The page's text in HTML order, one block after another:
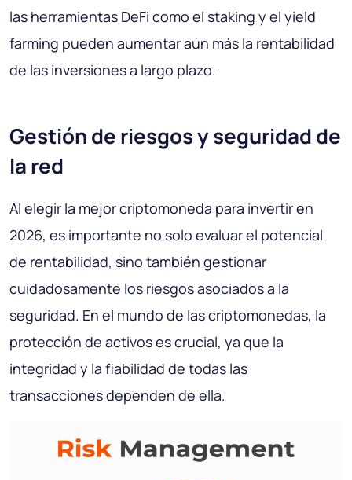
las herramientas DeFi como el staking y el yield
farming pueden aumentar aún más la rentabilidad
de las inversiones a largo plazo.
Gestión de riesgos y seguridad de
la red
Al elegir la mejor criptomoneda para invertir en
2026, es importante no solo evaluar el potencial
de rentabilidad, sino también gestionar
cuidadosamente los riesgos asociados a la
seguridad. En el mundo de las criptomonedas, la
protección de activos es crucial, ya que la
integridad y la fiabilidad de todas las
transacciones dependen de ella.